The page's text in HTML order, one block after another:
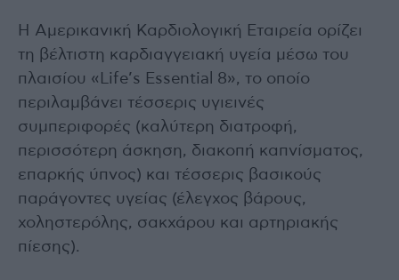
Η Αμερικανική Καρδιολογική Εταιρεία ορίζει
τη βέλτιστη καρδιαγγειακή υγεία μέσω του
πλαισίου «Life’s Essential 8», το οποίο
περιλαμβάνει τέσσερις υγιεινές
συμπεριφορές (καλύτερη διατροφή,
περισσότερη άσκηση, διακοπή καπνίσματος,
επαρκής ύπνος) και τέσσερις βασικούς
παράγοντες υγείας (έλεγχος βάρους,
χοληστερόλης, σακχάρου και αρτηριακής
πίεσης).